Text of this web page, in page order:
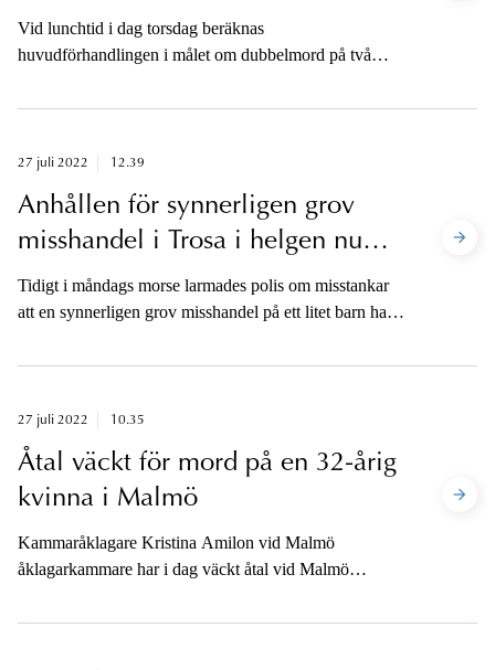
Vid lunchtid i dag torsdag beräknas
huvudförhandlingen i målet om dubbelmord på två
Latinskolan i Malmö vara avslutad. Åklagaren är
27 juli 2022 12.39
Anhållen för synnerligen grov
misshandel i Trosa i helgen nu
försatt på fri fot
Tidigt i måndags morse larmades polis om misstankar
att en synnerligen grov misshandel på ett litet barn hade
måndag. Två personer greps och anhölls senare under
har i dag onsdag beslutat häva anhållandet för den ena
av de två anhållna och försätta den personen på fri fot.
27 juli 2022 10.35
Åtal väckt för mord på en 32-årig
kvinna i Malmö
Kammaråklagare Kristina Amilon vid Malmö
åklagarkammare har i dag väckt åtal vid Malmö
den 24 september 2021. Åklagaren är tillgänglig för